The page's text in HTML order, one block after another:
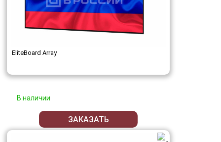
EliteBoard Array
В наличии
ЗАКАЗАТЬ